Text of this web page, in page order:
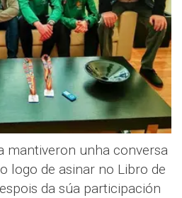
mantiveron unha conversa
logo de asinar no Libro de
da súa participación